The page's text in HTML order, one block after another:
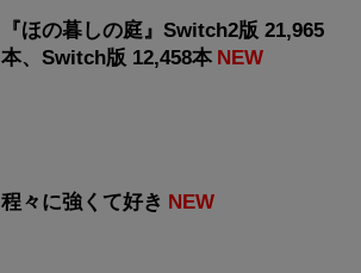
『ほの暮しの庭』Switch2版 21,965
本、Switch版 12,458本 NEW
程々に強くて好き NEW